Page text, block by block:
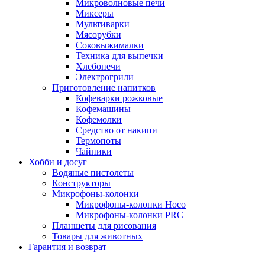
Микроволновые печи
Миксеры
Мультиварки
Мясорубки
Соковыжималки
Техника для выпечки
Хлебопечи
Электрогрили
Приготовление напитков
Кофеварки рожковые
Кофемашины
Кофемолки
Средство от накипи
Термопоты
Чайники
Хобби и досуг
Водяные пистолеты
Конструкторы
Микрофоны-колонки
Микрофоны-колонки Hoco
Микрофоны-колонки PRC
Планшеты для рисования
Товары для животных
Гарантия и возврат